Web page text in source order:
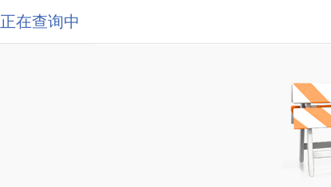
正在查询中